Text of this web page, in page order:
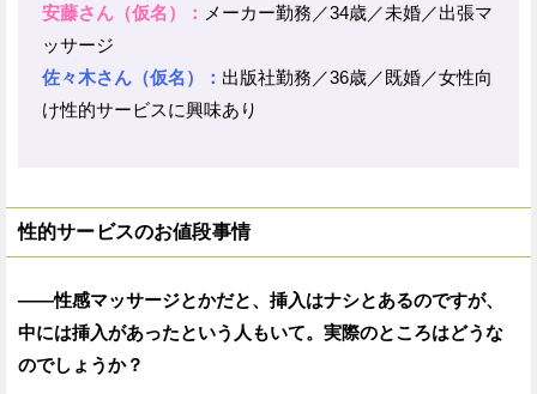
安藤さん（仮名）： メーカー勤務／34歳／未婚／出張マ
ッサージ
佐々木さん（仮名）： 出版社勤務／36歳／既婚／女性向
け性的サービスに興味あり
性的サービスのお値段事情
——性感マッサージとかだと、挿入はナシとあるのですが、
中には挿入があったという人もいて。実際のところはどうな
のでしょうか？